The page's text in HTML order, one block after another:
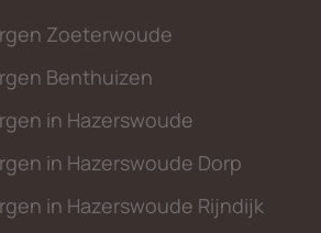
Zoeterwoude
Benthuizen
in Hazerswoude
in Hazerswoude Dorp
in Hazerswoude Rijndijk